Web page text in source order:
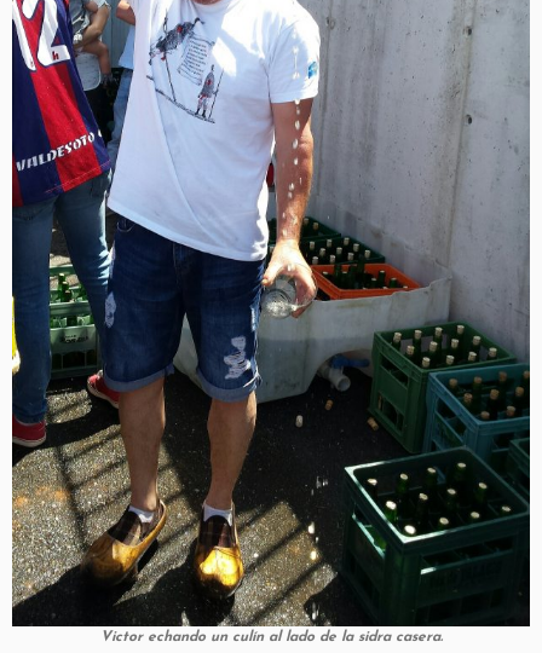
Victor echando un culín al lado de la sidra casera.